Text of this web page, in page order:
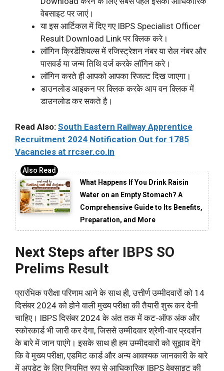
वेबसाइट पर जाएं।
या इस आर्टिकल में दिए गए IBPS Specialist Officer
Result Download Link पर क्लिक करे।
लॉगिन क्रिडेंशियल्स में रजिस्ट्रेशन नंबर या रोल नंबर और
पासवर्ड या जन्म तिथि दर्ज करके लॉगिन करे।
लॉगिन करते ही आपको आपका रिजल्ट दिख जाएगा।
डाउनलोड आइकन पर क्लिक करके आप वन क्लिक में
डाउनलोड कर सकते है।
Read Also: South Eastern Railway Apprentice
Recruitment 2024 Notification Out for 1785
Vacancies at rrcser.co.in
What Happens If You Drink Raisin
Water on an Empty Stomach? A
Comprehensive Guide to Its Benefits,
Preparation, and More
Next Steps after IBPS SO
Prelims Result
प्रारंभिक परीक्षा परिणाम आने के साथ ही, उत्तीर्ण उम्मीदवारों को 14
दिसंबर 2024 को होने वाली मुख्य परीक्षा की तैयारी शुरू कर देनी
चाहिए। IBPS दिसंबर 2024 के अंत तक में कट-ऑफ अंक और
स्कोरकार्ड भी जारी कर देगा, जिससे उम्मीदवार श्रेणी-वार प्रदर्शन
के बारे में जान पाएंगे। इसके साथ ही हम उम्मीदवारों को सुझाव देंगे
कि वे मुख्य परीक्षा, एडमिट कार्ड और अन्य आवश्यक जानकारी के बारे
में अपडेट के लिए नियमित रूप से आधिकारिक IBPS वेबसाइट की